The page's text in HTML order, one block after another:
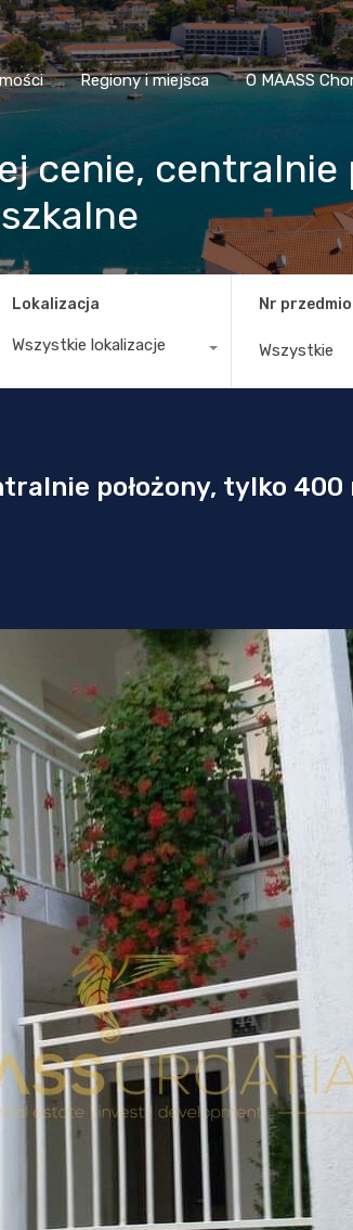
Regiony i miejsca O
Regiony i miejsca O MAASS
cenie, centralnie
Lokalizacja
Wszystkie lokalizacje
Nr
położony, tylko 400